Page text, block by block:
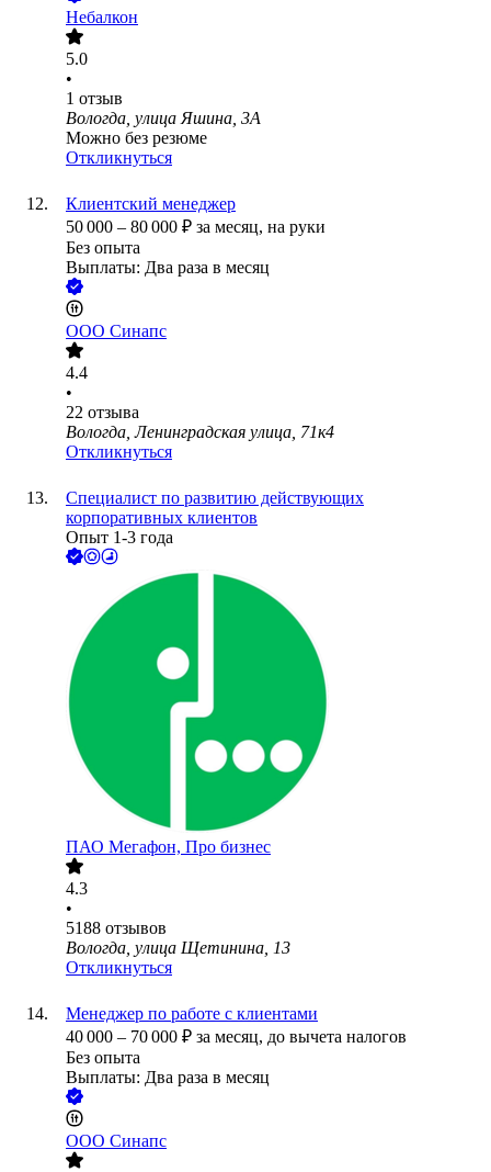
Небалкон
5.0
•
1 отзыв
Вологда, улица Яшина, 3А
Можно без резюме
Откликнуться
Клиентский менеджер
50 000 – 80 000 ₽ за месяц, на руки
Без опыта
Выплаты: Два раза в месяц
ООО Синапс
4.4
•
22 отзыва
Вологда, Ленинградская улица, 71к4
Откликнуться
Специалист по развитию действующих
корпоративных клиентов
Опыт 1-3 года
ПАО Мегафон, Про бизнес
4.3
•
5188 отзывов
Вологда, улица Щетинина, 13
Откликнуться
Менеджер по работе с клиентами
40 000 – 70 000 ₽ за месяц, до вычета налогов
Без опыта
Выплаты: Два раза в месяц
ООО Синапс